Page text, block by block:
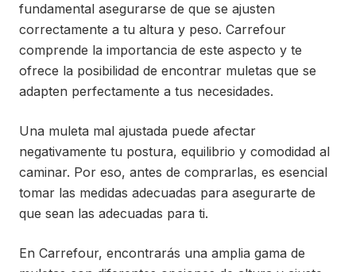
fundamental asegurarse de que se ajusten
correctamente a tu altura y peso. Carrefour
comprende la importancia de este aspecto y te
ofrece la posibilidad de encontrar muletas que se
adapten perfectamente a tus necesidades.
Una muleta mal ajustada puede afectar
negativamente tu postura, equilibrio y comodidad al
caminar. Por eso, antes de comprarlas, es esencial
tomar las medidas adecuadas para asegurarte de
que sean las adecuadas para ti.
En Carrefour, encontrarás una amplia gama de